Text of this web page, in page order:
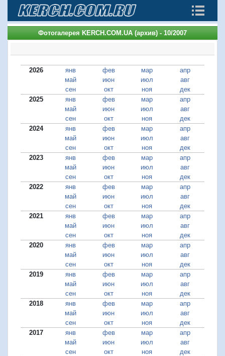
Фотогалерея KERCH.COM.UA (архив) - 10/2007
2026 янв фев мар
апр
май
июн июл
авг
сен
окт ноя
дек
2025
янв фев мар
апр
май
июн июл
авг
сен
окт ноя
дек
2024
янв фев мар
апр
май
июн июл
авг
сен
окт ноя
дек
2023
янв фев мар
апр
май
июн июл
авг
сен
окт ноя
дек
2022
янв фев мар
апр
май
июн июл
авг
сен
окт ноя
дек
2021
янв фев мар
апр
май
июн июл
авг
сен
окт ноя
дек
2020
янв фев мар
апр
май
июн июл
авг
сен
окт ноя
дек
2019
янв фев мар
апр
май
июн июл
авг
сен
окт ноя
дек
2018
янв фев мар
апр
май
июн июл
авг
сен
окт ноя
дек
2017
янв фев мар
апр
май
июн июл
авг
сен
окт ноя
дек